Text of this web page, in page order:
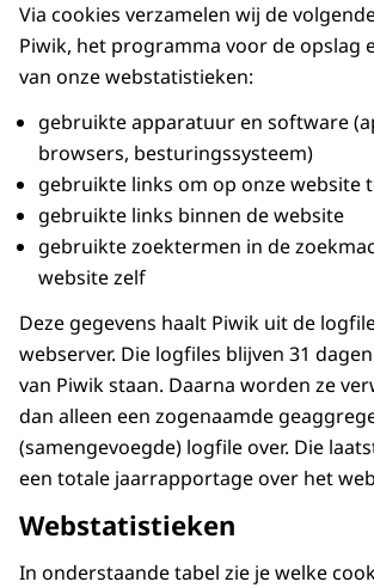
Via cookies verzamelen wij de
Piwik, het programma voor de opslag
van onze webstatistieken:
gebruikte apparatuur en software
browsers, besturingssysteem)
gebruikte links om op onze website
gebruikte links binnen de website
gebruikte zoektermen in de
website zelf
Deze gegevens haalt Piwik uit de
webserver. Die logfiles blijven 31
van Piwik staan. Daarna worden ze
dan alleen een zogenaamde
(samengevoegde) logfile over. Die
een totale jaarrapportage over het
Webstatistieken
In onderstaande tabel zie je welke